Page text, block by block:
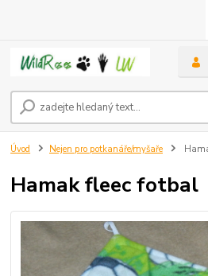
Úvod Nejen pro potkanáře/myšaře
Hamak fleec fotbal